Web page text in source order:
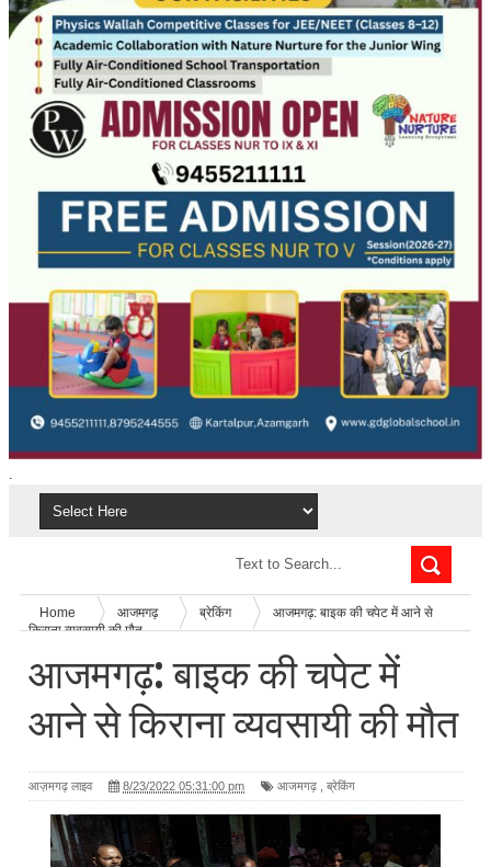
.
Home आजमगढ़ ब्रेकिंग
आजमगढ़: बाइक की चपेट में आने से
किराना व्यवसायी की मौत
आजमगढ़: बाइक की चपेट में
आने से किराना व्यवसायी की मौत
आज़मगढ़ लाइव 8/23/2022 05:31:00 pm आजमगढ़ ब्रेकिंग